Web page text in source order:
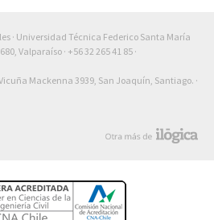
· Universidad Técnica Federico Santa María
Valparaíso · +56 32 265 41 85 ·
Mackenna 3939, San Joaquín, Santiago. ·